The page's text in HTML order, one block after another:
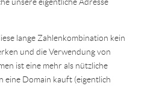
unsere eigentliche Adresse
lange Zahlenkombination kein
und die Verwendung von
ist eine mehr als nützliche
eine Domain kauft (eigentlich